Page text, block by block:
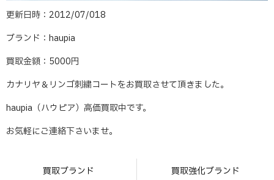
更新日時：2012/07/018
ブランド：haupia
買取金額：5000円
カナリヤ＆リンゴ刺繍コートをお買取させて頂きました。
haupia（ハウピア）高価買取中です。
お気軽にご連絡下さいませ。
買取ブランド 買取強化ブランド